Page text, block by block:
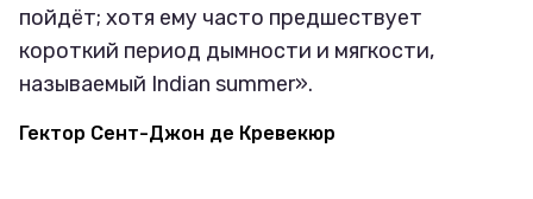
пойдёт; хотя ему часто предшествует
короткий период дымности и мягкости,
называемый Indian summer».
Гектор Сент-Джон де Кревекюр